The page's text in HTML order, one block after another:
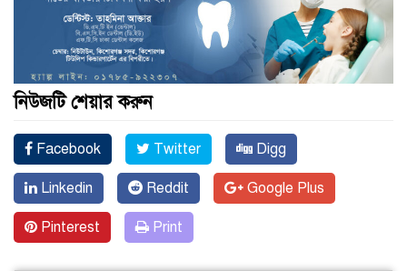
নিউজটি শেয়ার করুন
Facebook Twitter Digg
Linkedin Reddit Google Plus
Pinterest Print